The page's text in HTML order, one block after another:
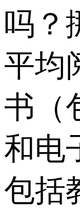
吗？
平均
书（
和电
包括